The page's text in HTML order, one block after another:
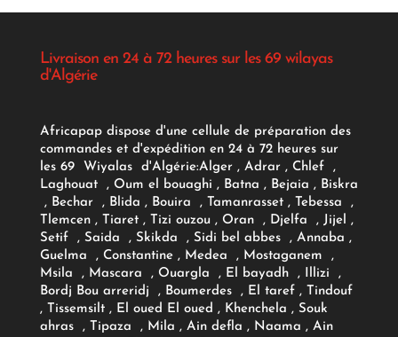
Livraison en 24 à 72 heures sur les 69 wilayas
d'Algérie
Africapap dispose d'une cellule de préparation des
commandes et d'expédition en 24 à 72 heures sur
les 69 Wiyalas d'Algérie:Alger , Adrar, Chlef ,
Laghouat , Oum el bouaghi , Batna , Bejaia , Biskra
, Bechar , Blida , Bouira , Tamanrasset , Tebessa ,
Tlemcen , Tiaret , Tizi ouzou , Oran , Djelfa , Jijel ,
Setif , Saida , Skikda , Sidi bel abbes , Annaba ,
Guelma , Constantine , Medea , Mostaganem ,
Msila , Mascara , Ouargla , El bayadh , Illizi ,
Bordj Bou arreridj , Boumerdes , El taref , Tindouf
, Tissemsilt , El oued El oued , Khenchela , Souk
ahras , Tipaza , Mila , Ain defla , Naama , Ain